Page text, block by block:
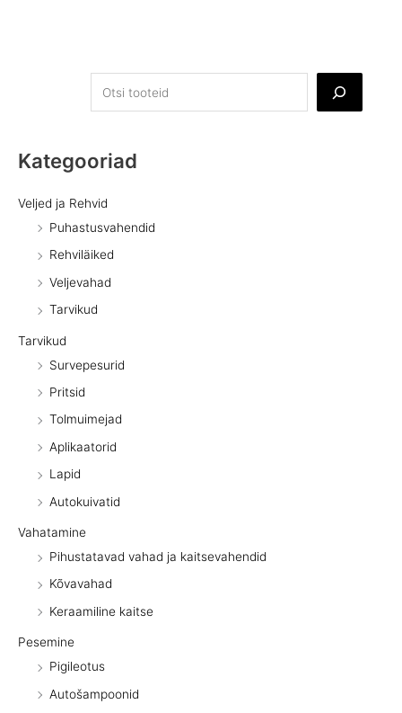
Kategooriad
Veljed ja Rehvid
Puhastusvahendid
Rehviläiked
Veljevahad
Tarvikud
Tarvikud
Survepesurid
Pritsid
Tolmuimejad
Aplikaatorid
Lapid
Autokuivatid
Vahatamine
Pihustatavad vahad ja kaitsevahendid
Kõvavahad
Keraamiline kaitse
Pesemine
Pigileotus
Autošampoonid